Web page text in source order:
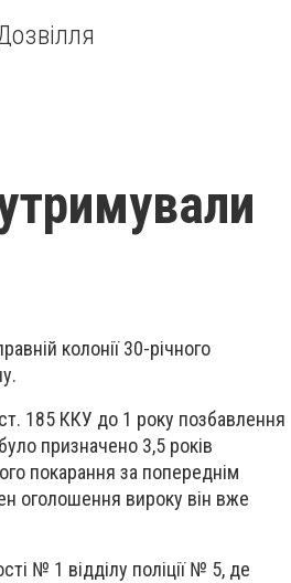
колонії 30-річного
185 ККУ до 1 року позбавлення
призначено 3,5 років
покарання за попереднім
оголошення вироку він вже
№ 1 відділу поліції № 5, де